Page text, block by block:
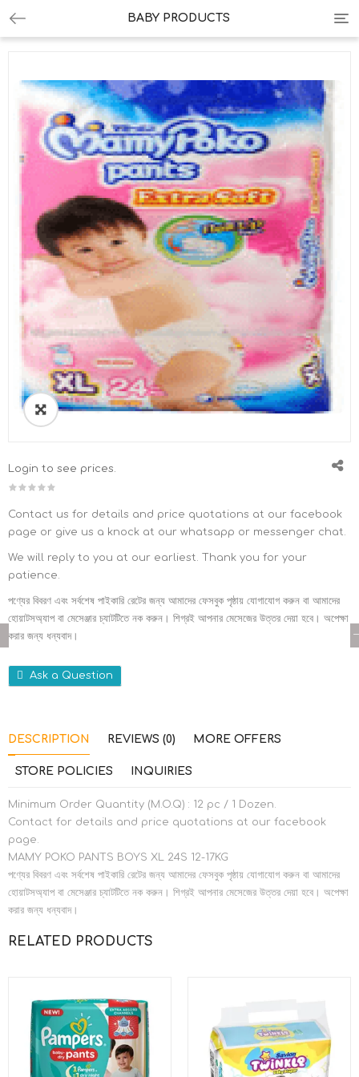
BABY PRODUCTS
Login to see prices.
Contact us for details and price quotations at our facebook
page or give us a knock at our whatsapp or messenger chat.
We will reply to you at our earliest. Thank you for your
patience.
পণ্যের বিবরণ এবং সর্বশেষ পাইকারি রেটের জন্য আমাদের ফেসবুক পৃষ্ঠায় যোগাযোগ করুন বা আমাদের
হোয়াটসঅ্যাপ বা মেসেঞ্জার চ্যাটটিতে নক করুন। শিগ্রই আপনার মেসেজের উত্তর দেয়া হবে। অপেক্ষা
করার জন্য ধন্যবাদ।
Ask a Question
DESCRIPTION REVIEWS (0) MORE OFFERS
STORE POLICIES INQUIRIES
Minimum Order Quantity (M.O.Q) : 12 pc / 1 Dozen.
Contact for details and price quotations at our facebook
page.
MAMY POKO PANTS BOYS XL 24S 12-17KG
পণ্যের বিবরণ এবং সর্বশেষ পাইকারি রেটের জন্য আমাদের ফেসবুক পৃষ্ঠায় যোগাযোগ করুন বা আমাদের
হোয়াটসঅ্যাপ বা মেসেঞ্জার চ্যাটটিতে নক করুন। শিগ্রই আপনার মেসেজের উত্তর দেয়া হবে। অপেক্ষা
করার জন্য ধন্যবাদ।
RELATED PRODUCTS